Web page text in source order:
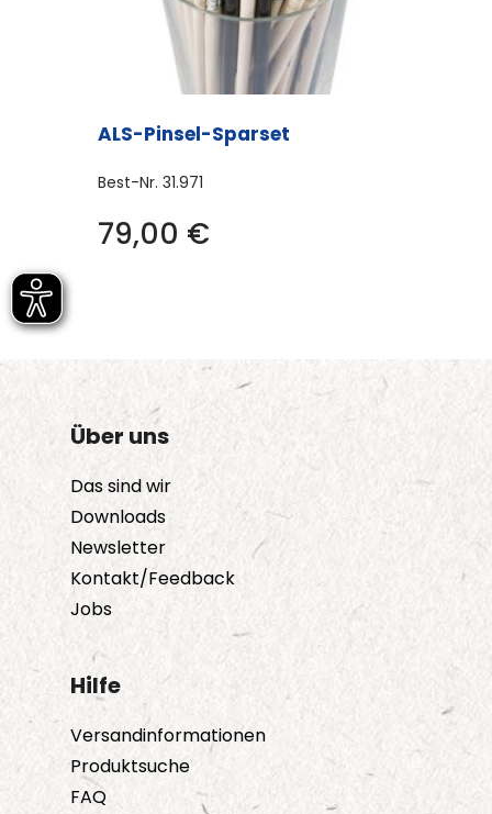
ALS-Pinsel-Sparset
Best-Nr. 31.971
79,00 €
Über uns
Das sind wir
Downloads
Newsletter
Kontakt/Feedback
Jobs
Hilfe
Versandinformationen
Produktsuche
FAQ